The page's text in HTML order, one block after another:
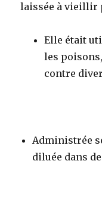
laissée à vieillir
Elle était
les
contre
Administrée
diluée dans